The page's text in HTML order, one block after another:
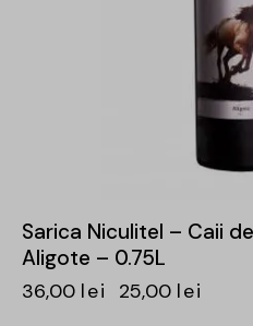
Sarica Niculitel – Caii
Aligote – 0.75L
36,00 lei 25,00 lei